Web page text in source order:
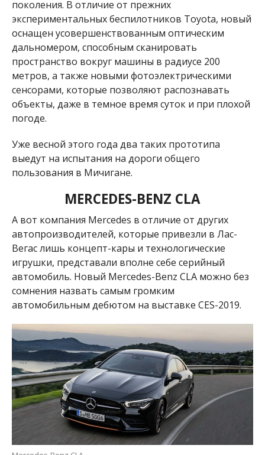
поколения. В отличие от прежних
экспериментальных беспилотников Toyota, новый
оснащен усовершенствованным оптическим
дальномером, способным сканировать
пространство вокруг машины в радиусе 200
метров, а также новыми фотоэлектрическими
сенсорами, которые позволяют распознавать
объекты, даже в темное время суток и при плохой
погоде.
Уже весной этого года два таких прототипа
выедут на испытания на дороги общего
пользования в Мичигане.
MERCEDES-BENZ CLA
А вот компания Mercedes в отличие от других
автопроизводителей, которые привезли в Лас-
Вегас лишь концепт-кары и технологические
игрушки, представали вполне себе серийный
автомобиль. Новый Mercedes-Benz CLA можно без
сомнения назвать самым громким
автомобильным дебютом на выставке CES-2019.